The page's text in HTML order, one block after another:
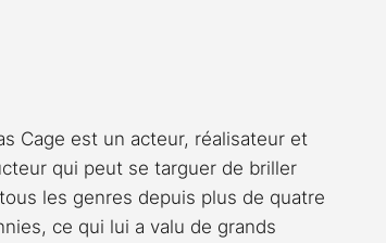
Cage est un acteur, réalisateur et
qui peut se targuer de briller
les genres depuis plus de quatre
ce qui lui a valu de grands